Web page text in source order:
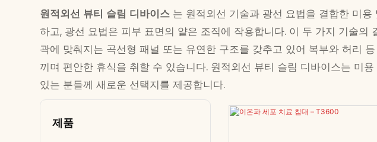
원적외선 뷰티 슬림 디바이스 는 원적외선 기술과 광선 요법을 결합한 미
하고, 광선 요법은 피부 표면의 얕은 조직에 작용합니다. 이 두 가지 기술
곽에 맞춰지는 곡선형 패널 또는 유연한 구조를 갖추고 있어 복부와 허리
끼며 편안한 휴식을 취할 수 있습니다. 원적외선 뷰티 슬림 디바이스는 미
있는 분들께 새로운 선택지를 제공합니다.
제품